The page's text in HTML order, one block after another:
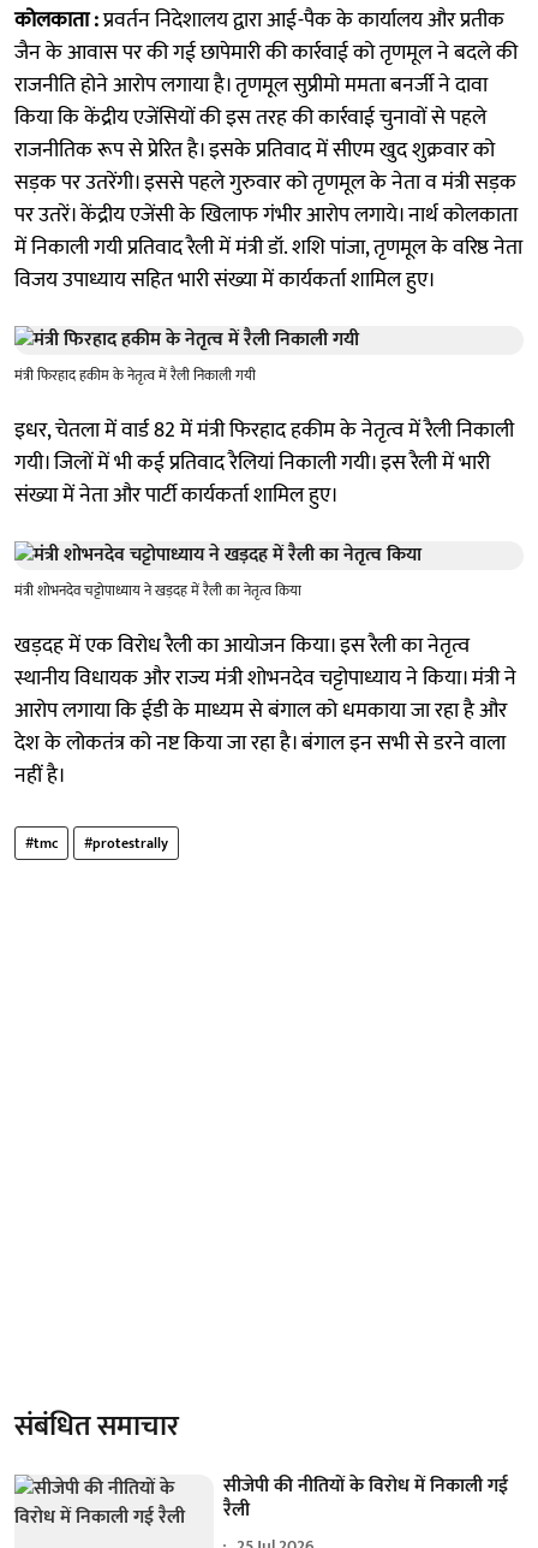
कोलकाता :प्रवर्तन निदेशालय द्वारा आई-पैक के कार्यालय और प्रतीक
जैन के आवास पर की गई छापेमारी की कार्रवाई को तृणमूल ने बदले की
राजनीति होने आरोप लगाया है। तृणमूल सुप्रीमो ममता बनर्जी ने दावा
किया कि केंद्रीय एजेंसियों की इस तरह की कार्रवाई चुनावों से पहले
राजनीतिक रूप से प्रेरित है। इसके प्रतिवाद में सीएम खुद शुक्रवार को
सड़क पर उतरेंगी। इससे पहले गुरुवार को तृणमूल के नेता व मंत्री सड़क
पर उतरें। केंद्रीय एजेंसी के खिलाफ गंभीर आरोप लगाये। नार्थ कोलकाता
में निकाली गयी प्रतिवाद रैली में मंत्री डॉ. शशि पांजा, तृणमूल के वरिष्ठ नेता
विजय उपाध्याय सहित भारी संख्या में कार्यकर्ता शामिल हुए।
मंत्री फिरहाद हकीम के नेतृत्व में रैली निकाली गयी
इधर, चेतला में वार्ड 82 में मंत्री फिरहाद हकीम के नेतृत्व में रैली निकाली
गयी। जिलों में भी कई प्रतिवाद रैलियां निकाली गयी। इस रैली में भारी
संख्या में नेता और पार्टी कार्यकर्ता शामिल हुए।
मंत्री शोभनदेव चट्टोपाध्याय ने खड़दह में रैली का नेतृत्व किया
खड़दह में एक विरोध रैली का आयोजन किया। इस रैली का नेतृत्व
स्थानीय विधायक और राज्य मंत्री शोभनदेव चट्टोपाध्याय ने किया। मंत्री ने
आरोप लगाया कि ईडी के माध्यम से बंगाल को धमकाया जा रहा है और
देश के लोकतंत्र को नष्ट किया जा रहा है। बंगाल इन सभी से डरने वाला
नहीं है।
#tmc #protestrally
संबंधित समाचार
सीजेपी की नीतियों के विरोध में निकाली गई
रैली